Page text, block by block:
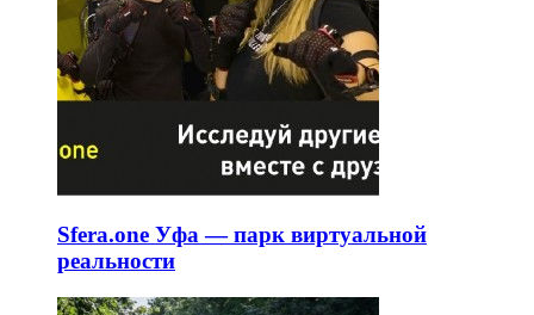
Sfera.one Уфа — парк виртуальной
реальности